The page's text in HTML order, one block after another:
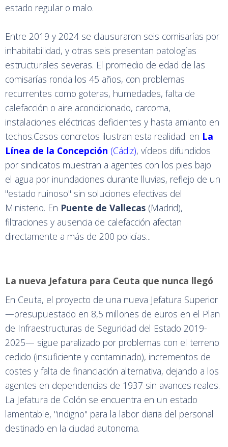
estado regular o malo.
Entre 2019 y 2024 se clausuraron seis comisarías por
inhabitabilidad, y otras seis presentan patologías
estructurales severas. El promedio de edad de las
comisarías ronda los 45 años, con problemas
recurrentes como goteras, humedades, falta de
calefacción o aire acondicionado, carcoma,
instalaciones eléctricas deficientes y hasta amianto en
techos.Casos concretos ilustran esta realidad: en La
Línea de la Concepción (Cádiz), vídeos difundidos
por sindicatos muestran a agentes con los pies bajo
el agua por inundaciones durante lluvias, reflejo de un
"estado ruinoso" sin soluciones efectivas del
Ministerio. En Puente de Vallecas (Madrid),
filtraciones y ausencia de calefacción afectan
directamente a más de 200 policías...
La nueva Jefatura para Ceuta que nunca llegó
En Ceuta, el proyecto de una nueva Jefatura Superior
—presupuestado en 8,5 millones de euros en el Plan
de Infraestructuras de Seguridad del Estado 2019-
2025— sigue paralizado por problemas con el terreno
cedido (insuficiente y contaminado), incrementos de
costes y falta de financiación alternativa, dejando a los
agentes en dependencias de 1937 sin avances reales.
La Jefatura de Colón se encuentra en un estado
lamentable, "indigno" para la labor diaria del personal
destinado en la ciudad autonoma.